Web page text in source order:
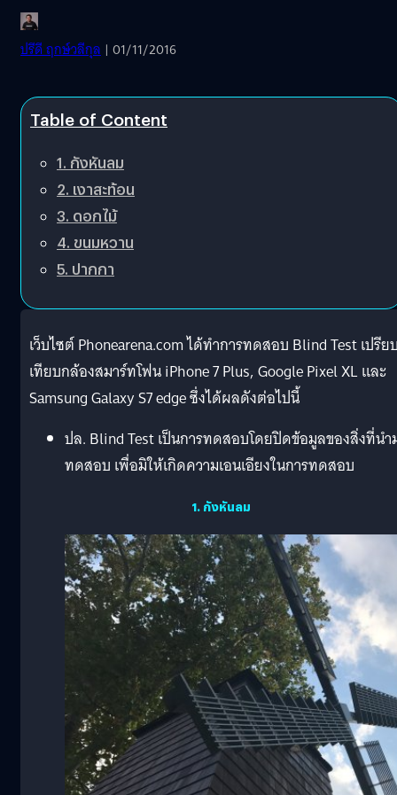
ปรีดี ฤกษ์วลีกุล | 01/11/2016
Table of Content
1. กังหันลม
2. เงาสะท้อน
3. ดอกไม้
4. ขนมหวาน
5. ปากกา
เว็บไซต์ Phonearena.com ได้ทำการทดสอบ Blind Test เปรีย
เทียบกล้องสมาร์ทโฟน iPhone 7 Plus, Google Pixel XL และ
Samsung Galaxy S7 edge ซึ่งได้ผลดังต่อไปนี้
ปล. Blind Test เป็นการทดสอบโดยปิดข้อมูลของสิ่งที่นำ
ทดสอบ เพื่อมิให้เกิดความเอนเอียงในการทดสอบ
1. กังหันลม